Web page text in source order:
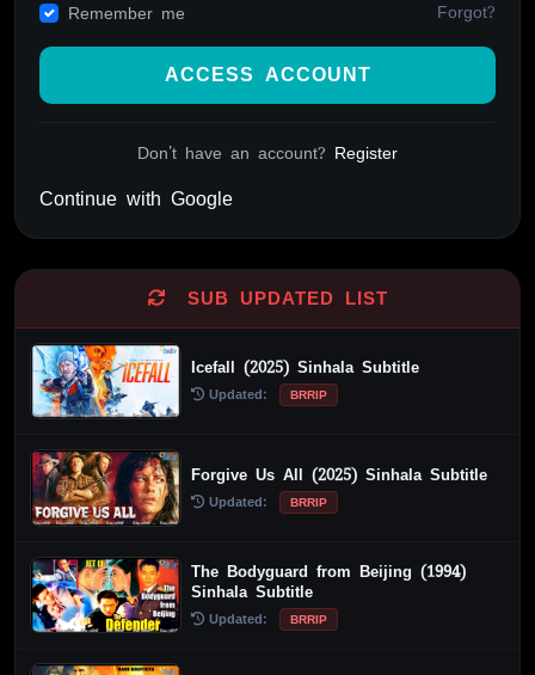
Remember me Forgot?
ACCESS ACCOUNT
Don't have an account? Register
Continue with Google
SUB UPDATED LIST
Icefall (2025) Sinhala Subtitle
Updated: BRRIP
Forgive Us All (2025) Sinhala Subtitle
Updated: BRRIP
The Bodyguard from Beijing (1994)
Sinhala Subtitle
Updated: BRRIP